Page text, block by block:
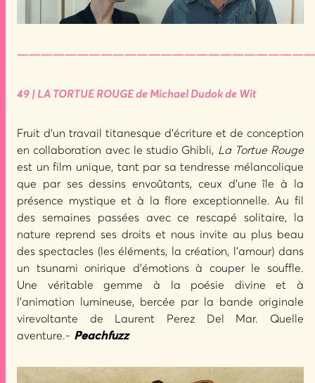
49 | LA TORTUE ROUGE de Michael Dudok de Wit
Fruit d’un travail titanesque d’écriture et de conception
en collaboration avec le studio Ghibli, La Tortue Rouge
est un film unique, tant par sa tendresse mélancolique
que par ses dessins envoûtants, ceux d’une île à la
présence mystique et à la flore exceptionnelle. Au fil
des semaines passées avec ce rescapé solitaire, la
nature reprend ses droits et nous invite au plus beau
des spectacles (les éléments, la création, l’amour) dans
un tsunami onirique d’émotions à couper le souffle.
Une véritable gemme à la poésie divine et à
l’animation lumineuse, bercée par la bande originale
virevoltante de Laurent Perez Del Mar. Quelle
aventure.- Peachfuzz